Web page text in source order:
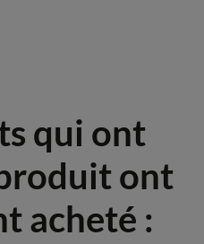
qui ont
ont
acheté :